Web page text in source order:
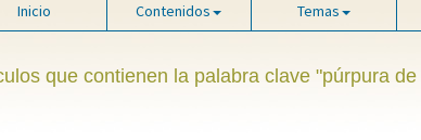
Inicio Contenidos Temas
que contienen la palabra clave "púrpura